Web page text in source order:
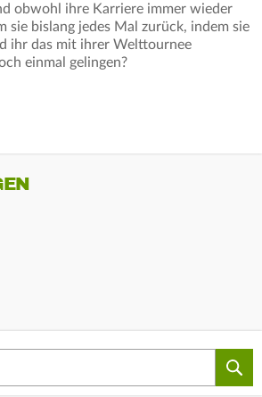
obwohl ihre Karriere immer wieder
sie bislang jedes Mal zurück, indem sie
ihr das mit ihrer Welttournee
einmal gelingen?